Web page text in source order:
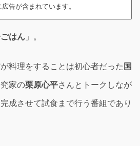
告が含まれています。
はん 」。
料理をすることは初心者だった 国
家の栗原心平さんとトークしなが
成させて試食まで行う番組であり